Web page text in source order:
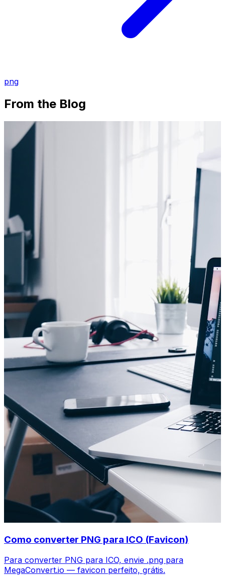
png
From the Blog
Como converter PNG para ICO (Favicon)
Para converter PNG para ICO, envie .png para
MegaConvert.io — favicon perfeito, grátis.